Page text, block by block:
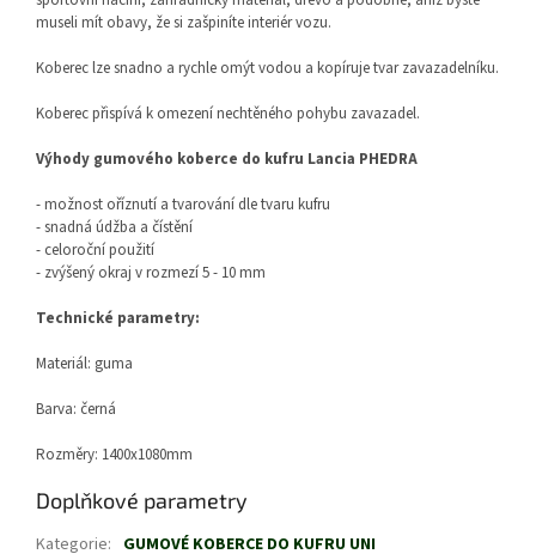
museli mít obavy, že si zašpiníte interiér vozu.
Koberec lze snadno a rychle omýt vodou a kopíruje tvar zavazadelníku.
Koberec přispívá k omezení nechtěného pohybu zavazadel.
Výhody gumového koberce do kufru Lancia PHEDRA
- možnost oříznutí a tvarování dle tvaru kufru
- snadná údžba a čístění
- celoroční použití
- zvýšený okraj v rozmezí 5 - 10 mm
Technické parametry:
Materiál: guma
Barva: černá
Rozměry: 1400x1080mm
Doplňkové parametry
Kategorie: GUMOVÉ KOBERCE DO KUFRU UNI